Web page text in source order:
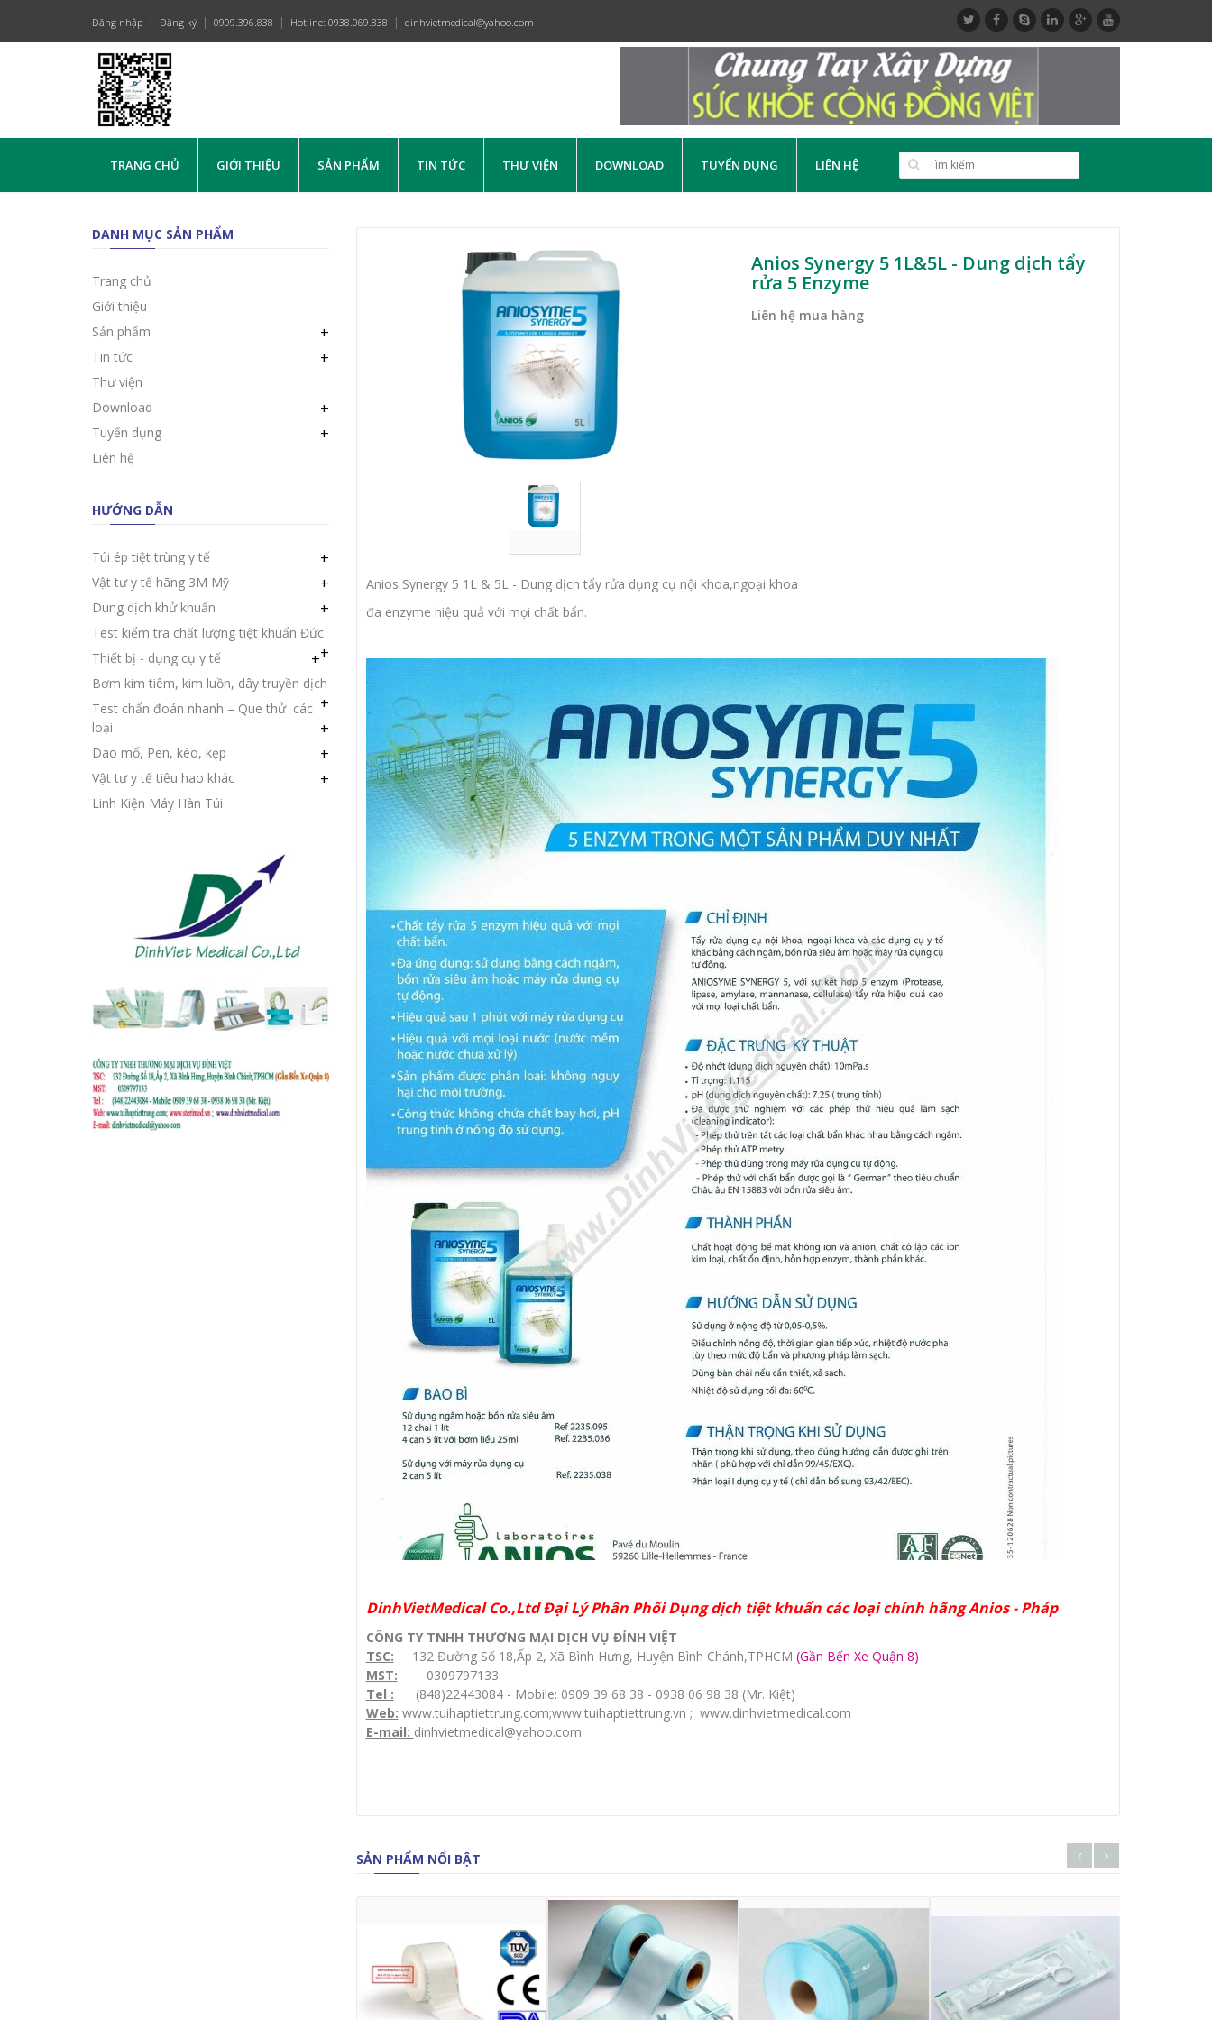
Đăng nhập Đăng ký 0909.396.838 Hotline: 0938.069.838 dinhvietmedical@yahoo.com
TRANG CHỦ GIỚI THIỆU SẢN PHẨM TIN TỨC THƯ VIỆN DOWNLOAD TUYỂN DỤNG LIÊN HỆ
DANH MỤC SẢN PHẨM
Trang chủ
Giới thiệu
Sản phẩm
+
Tin tức +
Thư viện
Download
+
Tuyển dụng +
Liên hệ
HƯỚNG DẪN
Túi ép tiệt trùng y tế +
Vật tư y tế hãng 3M Mỹ +
Dung dịch khử khuẩn +
Test kiểm tra chất lượng tiệt khuẩn Đức
+
Thiết bị - dụng cụ y tế +
Bơm kim tiêm, kim luồn, dây truyền dịch
+
Test chẩn đoán nhanh – Que thử các
loại
+
Dao mổ, Pen, kéo, kẹp +
Vật tư y tế tiêu hao khác +
Linh Kiện Máy Hàn Túi
Anios Synergy 5 1L&5L - Dung dịch tẩy
rửa 5 Enzyme
Liên hệ mua hàng
Anios Synergy 5 1L & 5L - Dung dịch tẩy rửa dụng cụ nội khoa,ngoại khoa
đa enzyme hiệu quả với mọi chất bẩn.
DinhVietMedical Co.,Ltd Đại Lý Phân Phối Dụng dịch tiệt khuẩn các loại chính hãng Anios - Pháp
CÔNG TY TNHH THƯƠNG MẠI DỊCH VỤ ĐỈNH VIỆT
TSC: 132 Đường Số 18,Ấp 2, Xã Bình Hưng, Huyện Bình Chánh,TPHCM (Gần Bến Xe Quận 8)
MST: 0309797133
Tel : (848)22443084 - Mobile: 0909 39 68 38 - 0938 06 98 38 (Mr. Kiệt)
Web: www.tuihaptiettrung.com;www.tuihaptiettrung.vn ; www.dinhvietmedical.com
E-mail: dinhvietmedical@yahoo.com
SẢN PHẨM NỔI BẬT